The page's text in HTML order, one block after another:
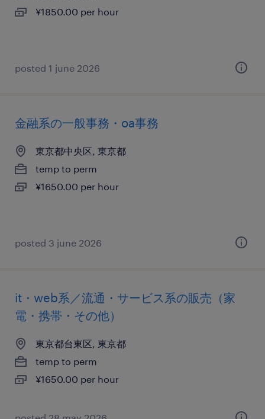
¥1850.00 per hour
posted 1 june 2026
金融系の一般事務・oa事務
東京都中央区, 東京都
temp to perm
¥1650.00 per hour
posted 3 june 2026
it・web系／流通・サービス系の販売（家
電・携帯・その他）
東京都台東区, 東京都
temp to perm
¥1650.00 per hour